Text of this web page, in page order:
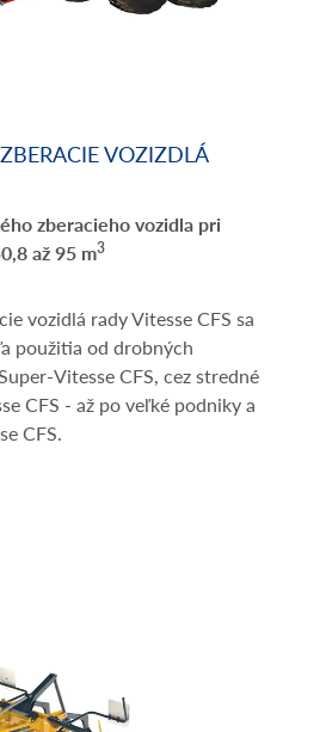
VOZIZDLÁ
zberacieho vozidla pri
až 95 m3
vozidlá rady Vitesse CFS sa
použitia od drobných
Vitesse CFS, cez stredné
CFS - až po veľké podniky a
CFS.